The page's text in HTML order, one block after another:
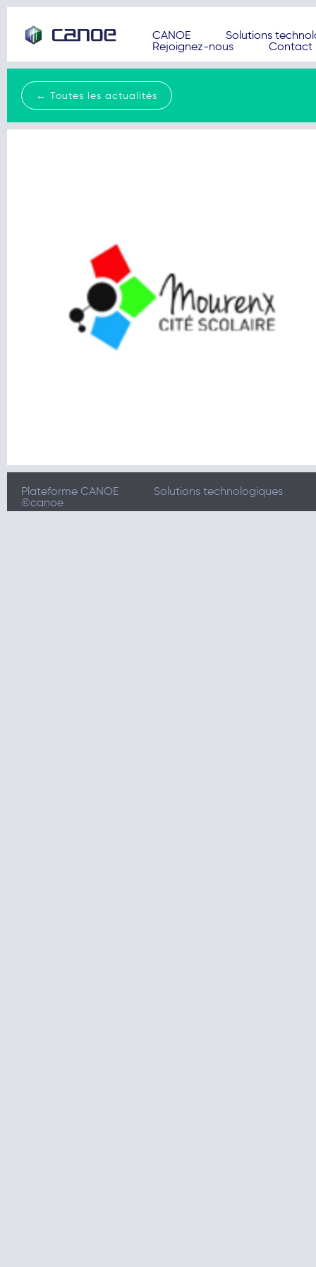
CANOE
Solutions
Rejoignez-nous
Contact
← Toutes les actualités
Plateforme CANOE
Solutions technologiques
©canoe